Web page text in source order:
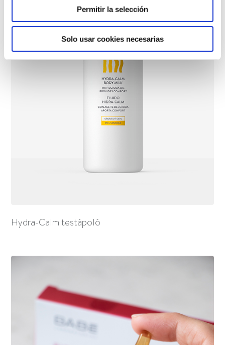
Permitir la selección
Solo usar cookies necesarias
Hydra-Calm testápoló